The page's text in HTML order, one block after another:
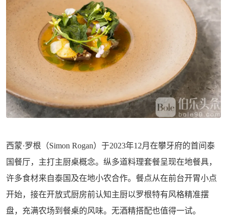
西蒙·罗根（Simon Rogan）于2023年12月在攀牙府的首间泰
国餐厅，主打主厨桌概念。纵多道料理套餐呈现在地餐具，
许多食材来自泰国及在地小农合作。餐点从在前台开胃小点
开始，接在开放式厨房前认知主厨以罗根特有风格精准摆
盘，充满农场到餐桌的风味。无酒精搭配也值得一试。